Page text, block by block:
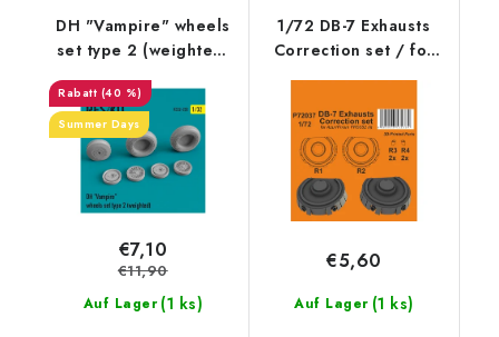
DH "Vampire" wheels
set type 2 (weighted)
(1/32)
(40 %)
Summer Days
Auf Lager (1 ks)
€7,10
€11,90
1/72 DB-7 Exhausts
Correction set / for
Azur/Frrom kit
Auf Lager (1 ks)
€5,60